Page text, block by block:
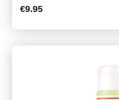
€9.95